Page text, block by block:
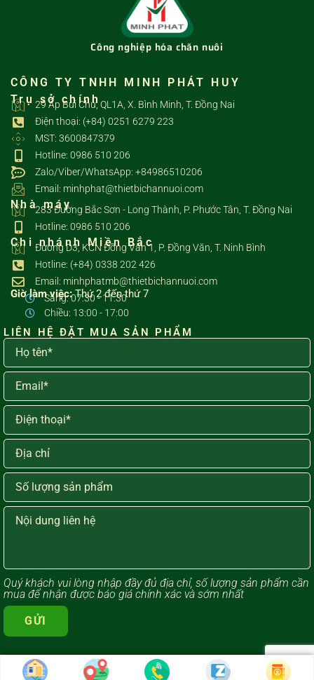
Công nghiệp hóa chăn nuôi
CÔNG TY TNHH MINH PHÁT HUY
Trụ sở chính
29 Ấp Bùi Chu, QL1A, X. Bình Minh, T. Đồng Nai
Điện thoại: (+84) 0251 6279 223
MST: 3600847379
Hotline: 0986 510 206
Zalo/Viber/WhatsApp: +84986510206
Email: minhphat@thietbichannuoi.com
Nhà máy
283 Đường Bắc Sơn - Long Thành, P. Phước Tân, T. Đồng Nai
Hotline: 0986 510 206
Chi nhánh Miền Bắc
Đường D3, KCN Đồng Văn 1, P. Đồng Văn, T. Ninh Bình
Hotline: (+84) 0338 202 426
Email: minhphatmb@thietbichannuoi.com
Giờ làm việc:Thứ 2 đến thứ 7
Sáng: 07:30 - 11:30
Chiều: 13:00 - 17:00
LIÊN HỆ ĐẶT MUA SẢN PHẨM
Quý khách vui lòng ​nhập đầy đủ địa chỉ, số lượng sản phẩm cần
mua để nhận được báo giá chính xác và sớm nhất